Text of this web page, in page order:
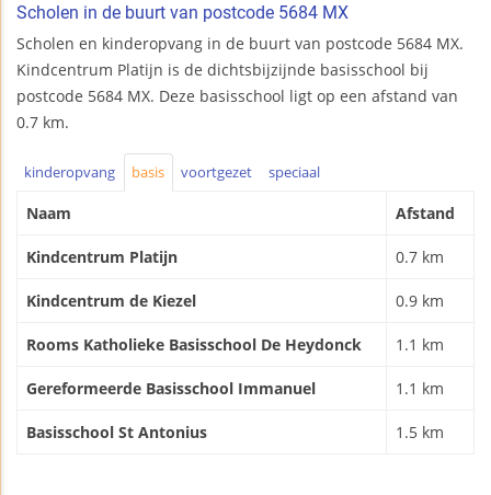
Scholen in de buurt van postcode 5684 MX
Scholen en kinderopvang in de buurt van postcode 5684 MX.
Kindcentrum Platijn is de dichtsbijzijnde basisschool bij
postcode 5684 MX. Deze basisschool ligt op een afstand van
0.7 km.
kinderopvang basis voortgezet speciaal
Naam Afstand
Kindcentrum Platijn 0.7 km
Kindcentrum de Kiezel 0.9 km
Rooms Katholieke Basisschool De Heydonck 1.1 km
Gereformeerde Basisschool Immanuel 1.1 km
Basisschool St Antonius 1.5 km